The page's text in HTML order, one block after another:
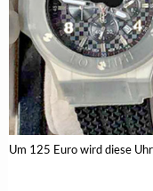
Um 125 Euro wird diese